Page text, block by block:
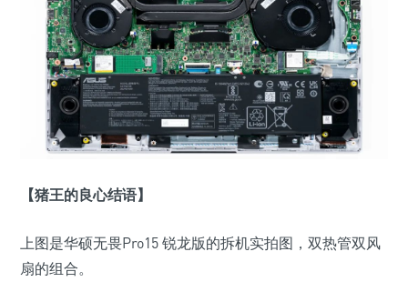
【猪王的良心结语】
上图是华硕无畏Pro15 锐龙版的拆机实拍图，双热管双风
扇的组合。